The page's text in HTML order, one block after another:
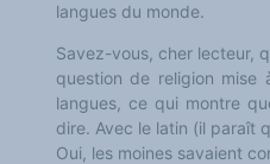
langues du monde.
Savez-vous, cher lecteur,
question de religion mise
langues, ce qui montre
dire. Avec le latin (il paraît
Oui, les moines savaient